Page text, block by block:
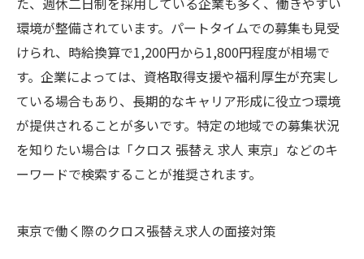
環境が整備されています。パートタイムでの募集も見受
けられ、時給換算で1,200円から1,800円程度が相場で
す。企業によっては、資格取得支援や福利厚生が充実し
ている場合もあり、長期的なキャリア形成に役立つ環境
が提供されることが多いです。特定の地域での募集状況
を知りたい場合は「クロス 張替え 求人 東京」などのキ
ーワードで検索することが推奨されます。
東京で働く際のクロス張替え求人の面接対策